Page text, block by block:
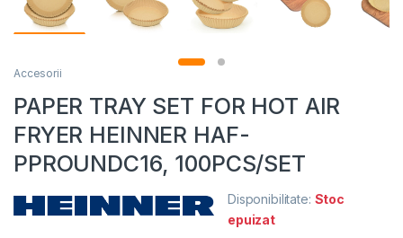
Accesorii
PAPER TRAY SET FOR HOT AIR
FRYER HEINNER HAF-
PPROUNDC16, 100PCS/SET
Disponibilitate: Stoc
epuizat